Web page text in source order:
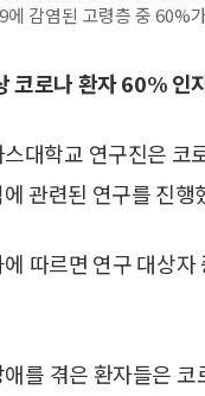
감염된 고령층 중 60%
코로나 환자 60% 인
대학교 연구진은 코
관련된 연구를 진행
따르면 연구 대상
를 겪은 환자들은